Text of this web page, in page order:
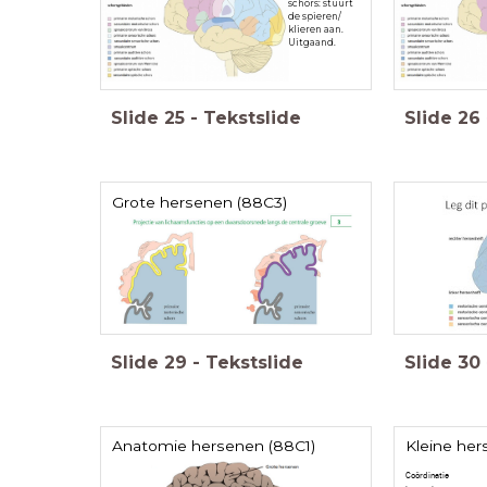
schors: stuurt
de spieren/
klieren aan.
Uitgaand.
Slide 25 - Tekstslide Slide 26
Grote hersenen (88C3)
Slide 29 - Tekstslide Slide 30
Anatomie hersenen (88C1) Kleine
Coördinatie